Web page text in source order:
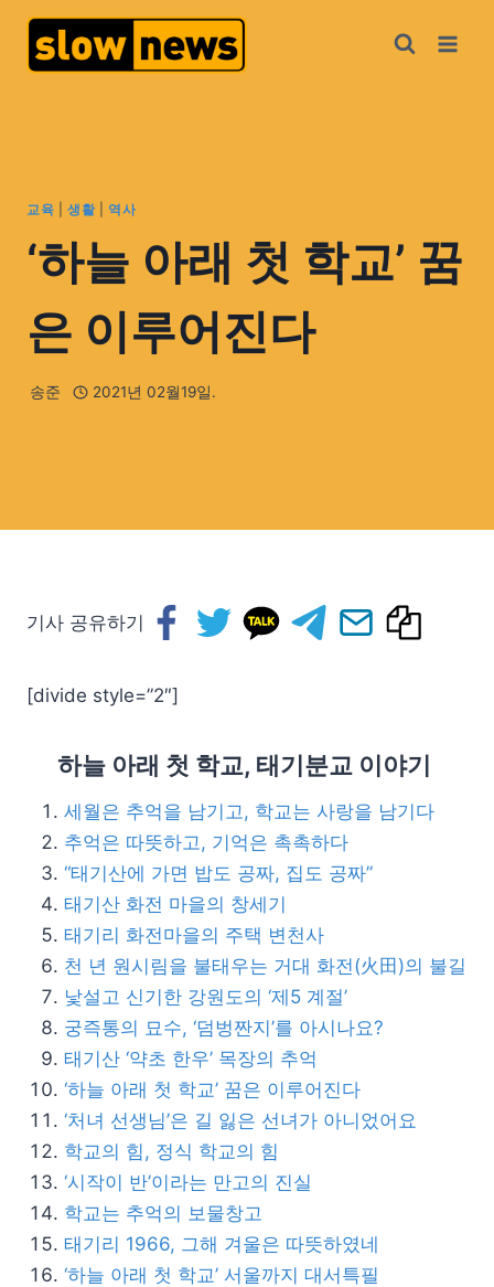
교육 생활| 역사
‘하늘 아래 첫 학교’ 꿈
은 이루어진다
송준 2021년 02월19일.
기사 공유하기
[divide style=”2″]
하늘 아래 첫 학교, 태기분교 이야기
세월은 추억을 남기고, 학교는 사랑을 남기다
추억은 따뜻하고, 기억은 촉촉하다
“태기산에 가면 밥도 공짜, 집도 공짜”
태기산 화전 마을의 창세기
태기리 화전마을의 주택 변천사
천 년 원시림을 불태우는 거대 화전(火田)의 불길
낯설고 신기한 강원도의 ‘제5 계절’
궁즉통의 묘수, ‘덤벙짠지’를 아시나요?
태기산 ‘약초 한우’ 목장의 추억
‘하늘 아래 첫 학교’ 꿈은 이루어진다
‘처녀 선생님’은 길 잃은 선녀가 아니었어요
학교의 힘, 정식 학교의 힘
‘시작이 반’이라는 만고의 진실
학교는 추억의 보물창고
태기리 1966, 그해 겨울은 따뜻하였네
‘하늘 아래 첫 학교’ 서울까지 대서특필